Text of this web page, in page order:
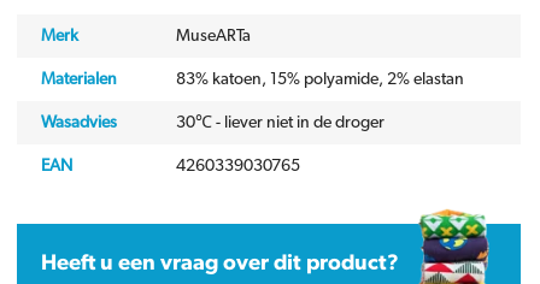
Merk MuseARTa
Materialen 83% katoen, 15% polyamide, 2% elastan
Wasadvies 30℃ - liever niet in de droger
EAN 4260339030765
Heeft u een vraag over dit product?